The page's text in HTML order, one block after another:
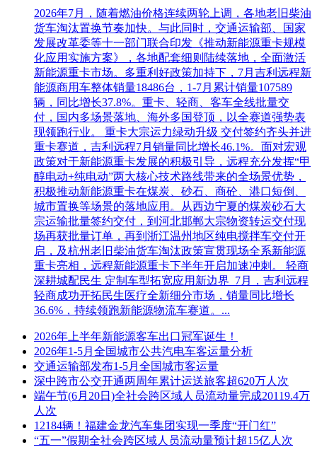
2026年7月，随着燃油价格连续两轮上调，各地老旧柴油
货车淘汰置换节奏加快。与此同时，交通运输部、国家
发展改革委等十一部门联合印发《推动新能源重卡规模
化应用实施方案》，各地配套细则陆续落地，全面激活
新能源重卡市场。多重利好政策加持下，7月吉利远程新
能源商用车整体销量18486台，1-7月累计销量107589
辆，同比增长37.8%。重卡、轻商、客车全线批量交
付，国内多场景落地、海外多国登顶，以全赛道强势表
现领跑行业。 重卡大宗运力绿动升级 交付签约齐头并进
重卡赛道，吉利远程7月销量同比增长46.1%。面对宏观
政策对于新能源重卡发展的积极引导，远程充分发挥“甲
醇电动+纯电动”两大核心技术路线带来的全场景优势，
积极推动新能源重卡在煤炭、砂石、商砼、港口短倒、
城市置换等场景的落地应用。从西边宁夏的煤炭砂石大
宗运输批量签约交付，到河北邯郸大宗物资转运交付现
场再获批量订单，再到浙江温州地区纯电搅拌车交付开
启，及杭州老旧柴油货车淘汰政策宣贯现场全系新能源
重卡亮相，远程新能源重卡下半年开启加速冲刺。 轻商
深耕城配民生 定制车型拓宽应用新边界 7月，吉利远程
轻商成功开拓民生医疗全新细分市场，销量同比增长
36.6%，持续领跑新能源物流车赛道。...
2026年上半年新能源客车出口冠军诞生！
2026年1-5月全国城市公共汽电车客运量分析
交通运输部发布1-5月全国城市客运量
深中跨市公交开通两周年累计运送旅客超620万人次
端午节(6月20日)全社会跨区域人员流动量完成20119.4万
人次
12184辆！福建金龙汽车集团实现一季度“开门红”
“五一”假期全社会跨区域人员流动量预计超15亿人次